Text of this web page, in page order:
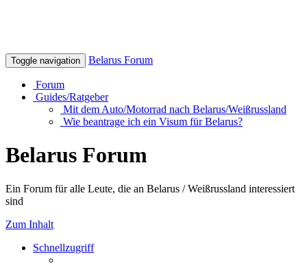
Toggle navigation Belarus Forum
Forum
Guides/Ratgeber
Mit dem Auto/Motorrad nach Belarus/Weißrussland
Wie beantrage ich ein Visum für Belarus?
Belarus Forum
Ein Forum für alle Leute, die an Belarus / Weißrussland interessiert
sind
Zum Inhalt
Schnellzugriff